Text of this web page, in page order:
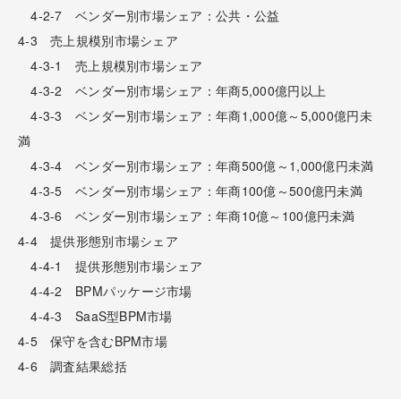
4-2-7 ベンダー別市場シェア：公共・公益
4-3 売上規模別市場シェア
4-3-1 売上規模別市場シェア
4-3-2 ベンダー別市場シェア：年商5,000億円以上
4-3-3 ベンダー別市場シェア：年商1,000億～5,000億円未
満
4-3-4 ベンダー別市場シェア：年商500億～1,000億円未満
4-3-5 ベンダー別市場シェア：年商100億～500億円未満
4-3-6 ベンダー別市場シェア：年商10億～100億円未満
4-4 提供形態別市場シェア
4-4-1 提供形態別市場シェア
4-4-2 BPMパッケージ市場
4-4-3 SaaS型BPM市場
4-5 保守を含むBPM市場
4-6 調査結果総括